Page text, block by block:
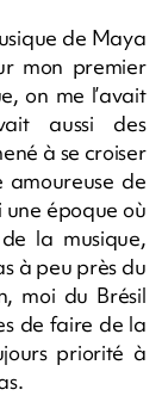
de Maya
mon premier
on me l’avait
aussi des
à se croiser
amoureuse de
une époque où
la musique,
à peu près du
moi du Brésil
de faire de la
priorité à